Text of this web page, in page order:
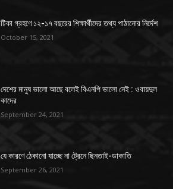
টিকা গ্রহণে ১২-১৭ বছরের শিক্ষার্থীদের তথ্য পাঠানোর নির্দেশ
October 15, 2021
দেশের মানুষ ভালো আছে বলেই বিএনপি ভালো নেই : ওবায়দুল
কাদের
September 24, 2021
যে কারণে ঠেকানো যাচ্ছে না ট্রেনে ছিনতাই-ডাকাতি
September 26, 2021